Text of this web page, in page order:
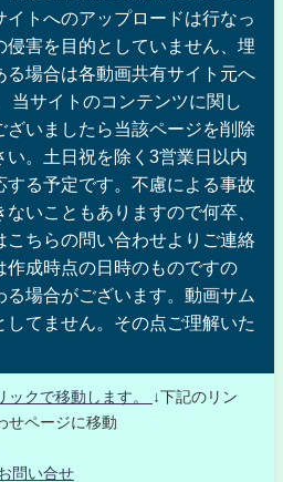
イトへのアップロードは行なっ
害を目的としていません、埋
る場合は各動画共有サイト元へ
当サイトのコンテンツに関し
いましたら当該ページを削除
い。土日祝を除く3営業日以内
する予定です。不慮による事故
いこともありますので何卒、
こちらの問い合わせよりご連絡
作成時点の日時のものですの
る場合がございます。動画サム
してません。その点ご理解いた
ックで移動します。
↓下記のリン
せページに移動
問い合せ